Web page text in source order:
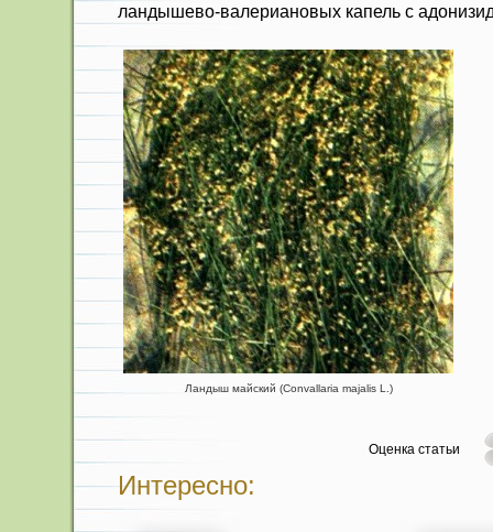
ландышево-валериановых капель с
Ландыш майский (Convallaria majalis L.)
Оценка статьи
Интересно: